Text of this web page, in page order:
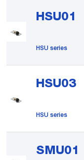
HSU01
HSU series
HSU03
HSU series
SMU01